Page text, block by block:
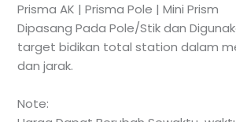
Prisma AK | Prisma Pole | Mini Prism
Dipasang Pada Pole/Stik dan
target bidikan total station dalam
dan jarak.
Note: